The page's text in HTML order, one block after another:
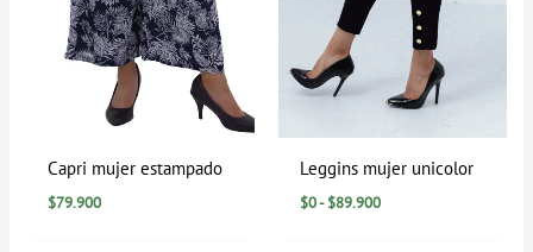
Capri mujer estampado
$79.900
Leggins mujer unicolor
$0- $89.900